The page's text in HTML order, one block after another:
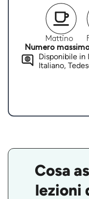
Mattino
Numero
Disponibile in
Italiano,
Cosa
lezioni